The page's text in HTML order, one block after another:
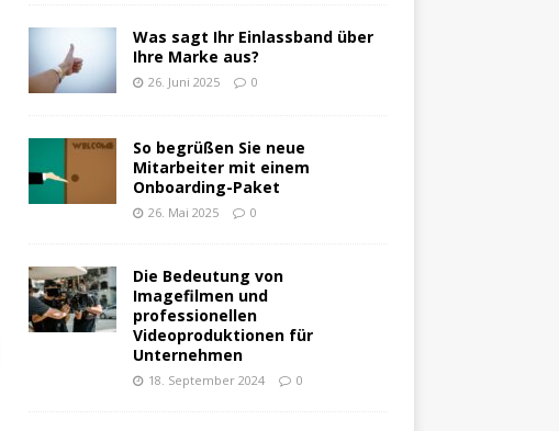
Was sagt Ihr Einlassband über
Ihre Marke aus?
26. Juni 2025 0
So begrüßen Sie neue
Mitarbeiter mit einem
Onboarding-Paket
26. Mai 2025 0
Die Bedeutung von
Imagefilmen und
professionellen
Videoproduktionen für
Unternehmen
18. September 2024 0